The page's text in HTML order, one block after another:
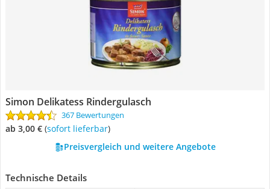
Simon Delikatess Rindergulasch
367 Bewertungen
ab 3,00 € ( Sofort lieferbar)
Preisvergleich und weitere Angebote
Technische Details